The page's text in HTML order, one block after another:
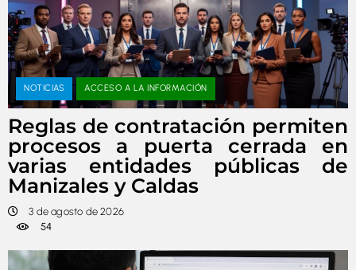
NOTICIAS ACCESO A LA INFORMACIÓN
Reglas de contratación permiten
procesos a puerta cerrada en
varias entidades públicas de
Manizales y Caldas
3 de agosto de 2026
54